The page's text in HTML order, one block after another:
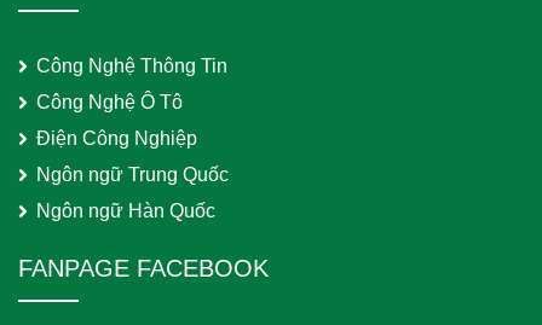
Công Nghệ Thông Tin
Công Nghệ Ô Tô
Điện Công Nghiệp
Ngôn ngữ Trung Quốc
Ngôn ngữ Hàn Quốc
FANPAGE FACEBOOK